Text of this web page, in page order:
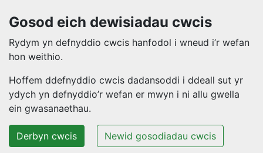
Gosod eich dewisiadau cwcis
Rydym yn defnyddio cwcis hanfodol i wneud i’r wefan
hon weithio.
Hoffem ddefnyddio cwcis dadansoddi i ddeall sut yr
ydych yn defnyddio’r wefan er mwyn i ni allu gwella
ein gwasanaethau.
Derbyn cwcis Newid gosodiadau cwcis